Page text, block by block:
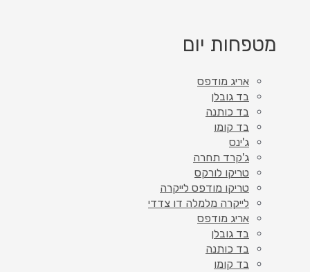
מטפחות יום
אריג מודפס
בד גובלן
בד כותנה
בד קומו
ג'ינס
ג'קרד תחרה
טריקו לורקס
טריקו מודפס לייקרה
לייקרה מלמלה דו צדדי
אריג מודפס
בד גובלן
בד כותנה
בד קומו